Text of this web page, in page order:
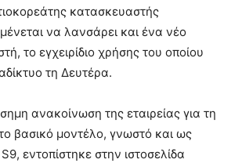
κατασκευαστής
να λανσάρει και ένα νέο
το εγχειρίδιο χρήσης του οποίου
τη Δευτέρα.
ανακοίνωση της εταιρείας για τη
βασικό μοντέλο, γνωστό και ως
εντοπίστηκε στην ιστοσελίδα